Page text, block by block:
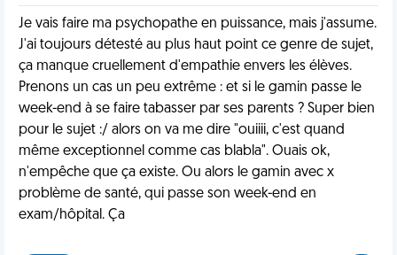
Je vais faire ma psychopathe en puissance, mais j'assume.
J'ai toujours détesté au plus haut point ce genre de sujet,
ça manque cruellement d'empathie envers les élèves.
Prenons un cas un peu extrême : et si le gamin passe le
week-end à se faire tabasser par ses parents ? Super bien
pour le sujet :/ alors on va me dire "ouiiii, c'est quand
même exceptionnel comme cas blabla". Ouais ok,
n'empêche que ça existe. Ou alors le gamin avec x
problème de santé, qui passe son week-end en
exam/hôpital. Ça